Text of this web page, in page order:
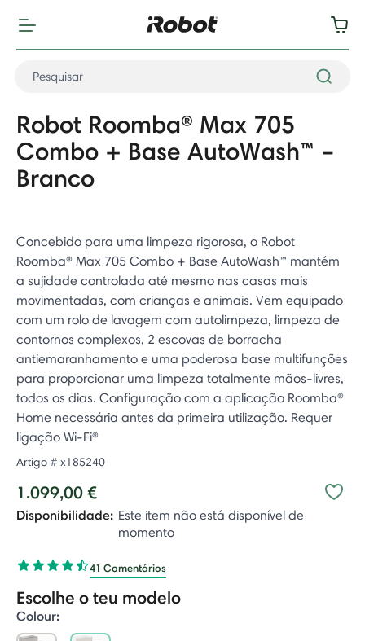
Robot Roomba® Max 705
Combo + Base AutoWash™ –
Branco
Concebido para uma limpeza rigorosa, o Robot
Roomba® Max 705 Combo + Base AutoWash™ mantém
a sujidade controlada até mesmo nas casas mais
movimentadas, com crianças e animais. Vem equipado
com um rolo de lavagem com autolimpeza, limpeza de
contornos complexos, 2 escovas de borracha
antiemaranhamento e uma poderosa base multifunções
para proporcionar uma limpeza totalmente mãos-livres,
todos os dias. Configuração com a aplicação Roomba®
Home necessária antes da primeira utilização. Requer
ligação Wi-Fi®
Artigo # x185240
1.099,00 €
Disponibilidade: Este item não está disponível de
momento
41 Comentários
Escolhe o teu modelo
Colour: